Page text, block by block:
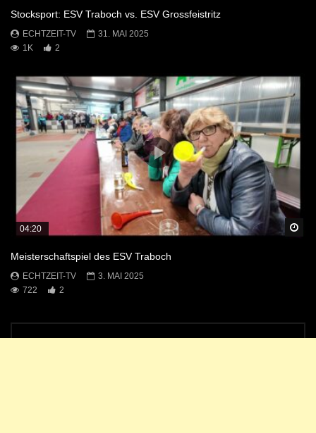
Stocksport: ESV Traboch vs. ESV Grossfeistritz
ECHTZEIT-TV
31. MAI 2025
1K
2
04:20
Meisterschaftspiel des ESV Traboch
ECHTZEIT-TV
3. MAI 2025
722
2